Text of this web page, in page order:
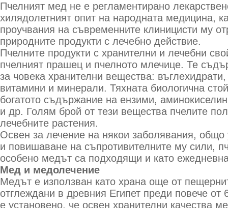
Пчелният мед не е регламентирано
хилядолетният опит на народната медицина,
проучвания на съвременните клиницисти му
природните продукти с лечебно действие.
Пчелните продукти с хранителни и лечебни
пчелният прашец и пчелното млечице. Те
за човека хранителни вещества:
витамини и минерали. Тяхната биологична
богатото съдържание на ензими,
и др. Голям брой от тези вещества пчелите
лечебните растения.
Освен за лечение на някои заболявания, общо
и повишаване на съпротивителните му сили,
особено медът са подходящи и като
Мед и медолечение
Медът е използван като храна още от
отглеждани в древния Египет преди повече
е установено, че освен хранителни качества